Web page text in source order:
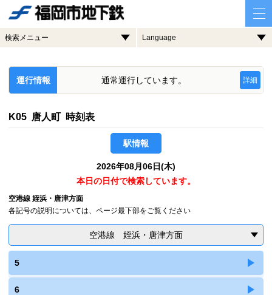
検索メニュー Language
運行情報 通常運行しています。 詳細
K05 唐人町 時刻表
駅情報
2026年08月06日(木)
本日の日付で検索しています。
空港線 姪浜・唐津方面
各記号の説明については、ページ最下部をご覧ください
空港線 姪浜・唐津方面
5
6